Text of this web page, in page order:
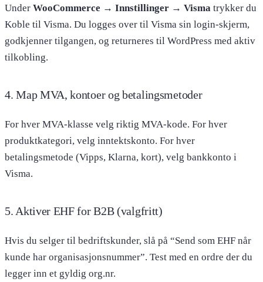
Under WooCommerce → Innstillinger → Visma trykker du
Koble til Visma. Du logges over til Visma sin login-skjerm,
godkjenner tilgangen, og returneres til WordPress med aktiv
tilkobling.
4. Map MVA, kontoer og betalingsmetoder
For hver MVA-klasse velg riktig MVA-kode. For hver
produktkategori, velg inntektskonto. For hver
betalingsmetode (Vipps, Klarna, kort), velg bankkonto i
Visma.
5. Aktiver EHF for B2B (valgfritt)
Hvis du selger til bedriftskunder, slå på “Send som EHF når
kunde har organisasjonsnummer”. Test med en ordre der du
legger inn et gyldig org.nr.